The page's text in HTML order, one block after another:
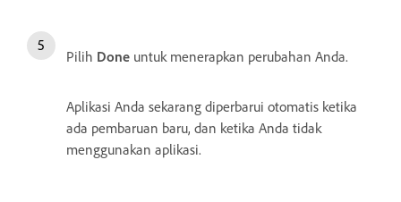
Pilih Done untuk menerapkan perubahan Anda.
Aplikasi Anda sekarang diperbarui otomatis ketika
ada pembaruan baru, dan ketika Anda tidak
menggunakan aplikasi.